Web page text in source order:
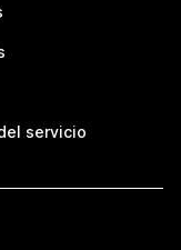
servicio